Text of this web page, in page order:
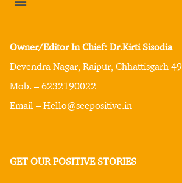
Owner/Editor In Chief: Dr.Kirti Sisodia
Devendra Nagar, Raipur, Chhattisgarh
Mob. – 6232190022
Email – Hello@seepositive.in
GET OUR POSITIVE STORIES